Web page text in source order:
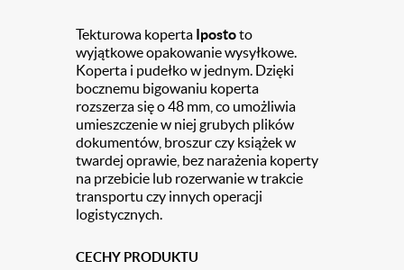
Tekturowa koperta Ipostoto
wyjątkowe opakowanie wysyłkowe.
Koperta i pudełko w jednym. Dzięki
bocznemu bigowaniu koperta
rozszerza się o 48 mm, co umożliwia
umieszczenie w niej grubych plików
dokumentów, broszur czy książek w
twardej oprawie, bez narażenia koperty
na przebicie lub rozerwanie w trakcie
transportu czy innych operacji
logistycznych.
CECHY PRODUKTU